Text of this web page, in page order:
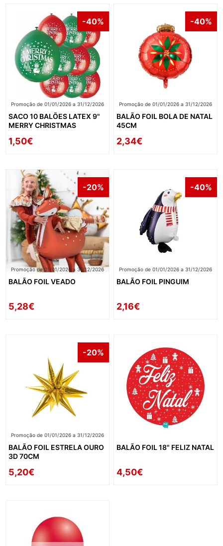
-40%
Promoção de 01/01/2026 a 31/12/2026
SACO 10 BALÕES LATEX 9"
MERRY CHRISTMAS
1,50€
-40%
Promoção de 01/01/2026 a 31/12/2026
BALÃO FOIL BOLA DE NATAL
45CM
2,34€
-20%
Promoção de 01/01/2026 a 31/12/2026
BALÃO FOIL VEADO
5,28€
-40%
Promoção de 01/01/2026 a 31/12/2026
BALÃO FOIL PINGUIM
2,16€
-20%
Promoção de 01/01/2026 a 31/12/2026
BALÃO FOIL ESTRELA OURO
3D 70CM
5,20€
BALÃO FOIL 18" FELIZ NATAL
4,50€